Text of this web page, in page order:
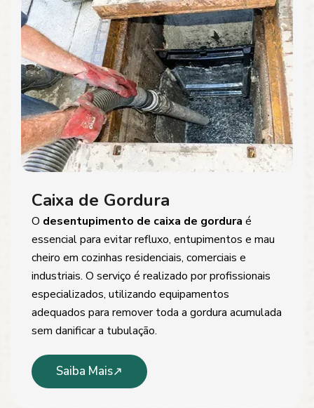
Caixa de Gordura
O desentupimento de caixa de gordura é
essencial para evitar refluxo, entupimentos e mau
cheiro em cozinhas residenciais, comerciais e
industriais. O serviço é realizado por profissionais
especializados, utilizando equipamentos
adequados para remover toda a gordura acumulada
sem danificar a tubulação.
Saiba Mais